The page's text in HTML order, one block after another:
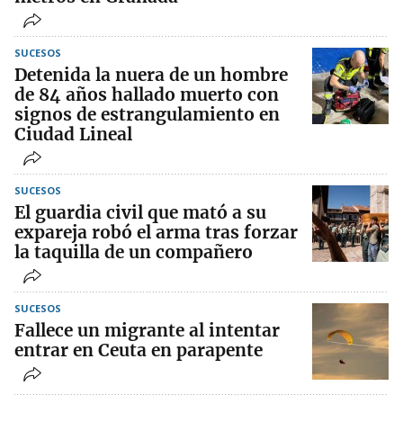
SUCESOS
Detenida la nuera de un hombre
de 84 años hallado muerto con
signos de estrangulamiento en
Ciudad Lineal
SUCESOS
El guardia civil que mató a su
expareja robó el arma tras forzar
la taquilla de un compañero
SUCESOS
Fallece un migrante al intentar
entrar en Ceuta en parapente